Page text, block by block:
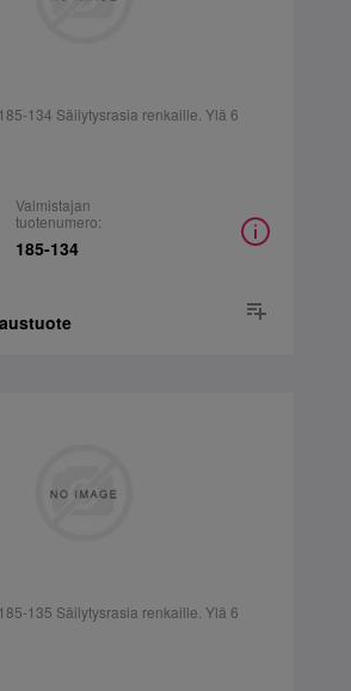
134 Säilytysrasia renkaille. Ylä 6
Valmistajan
tuotenumero:
185-134
135 Säilytysrasia renkaille. Ylä 6